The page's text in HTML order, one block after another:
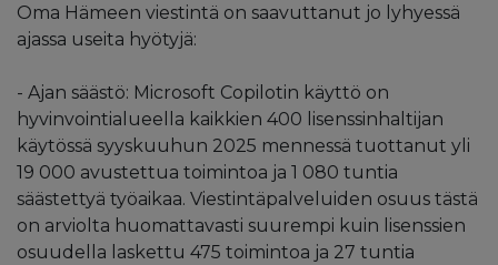
Oma Hämeen viestintä on saavuttanut jo lyhyessä
ajassa useita hyötyjä:
- Ajan säästö: Microsoft Copilotin käyttö on
hyvinvointialueella kaikkien 400 lisenssinhaltijan
käytössä syyskuuhun 2025 mennessä tuottanut yli
19 000 avustettua toimintoa ja 1 080 tuntia
säästettyä työaikaa. Viestintäpalveluiden osuus tästä
on arviolta huomattavasti suurempi kuin lisenssien
osuudella laskettu 475 toimintoa ja 27 tuntia